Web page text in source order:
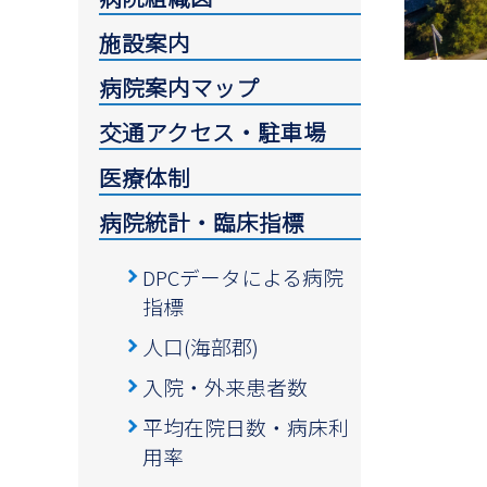
施設案内
病院案内マップ
交通アクセス・駐車場
医療体制
病院統計・臨床指標
DPCデータによる病院
指標
人口(海部郡)
入院・外来患者数
平均在院日数・病床利
用率